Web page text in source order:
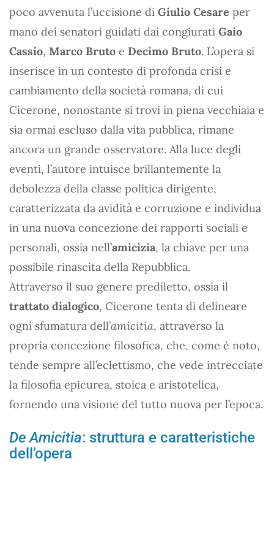
poco avvenuta l’uccisione di Giulio Cesare per
mano dei senatori guidati dai congiurati Gaio
Cassio, Marco Bruto e Decimo Bruto. L’opera si
inserisce in un contesto di profonda crisi e
cambiamento della società romana, di cui
Cicerone, nonostante si trovi in piena vecchiaia e
sia ormai escluso dalla vita pubblica, rimane
ancora un grande osservatore. Alla luce degli
eventi, l’autore intuisce brillantemente la
debolezza della classe politica dirigente,
caratterizzata da avidità e corruzione e individua
in una nuova concezione dei rapporti sociali e
personali, ossia nell’amicizia, la chiave per una
possibile rinascita della Repubblica.
Attraverso il suo genere prediletto, ossia il
trattato dialogico, Cicerone tenta di delineare
ogni sfumatura dell’amicitia, attraverso la
propria concezione filosofica, che, come è noto,
tende sempre all’eclettismo, che vede intrecciate
la filosofia epicurea, stoica e aristotelica,
fornendo una visione del tutto nuova per l’epoca.
De Amicitia: struttura e caratteristiche
dell’opera